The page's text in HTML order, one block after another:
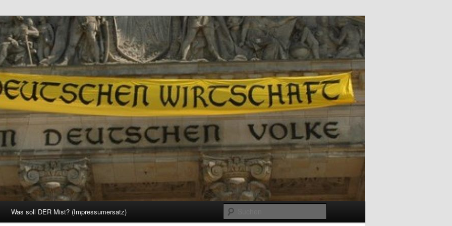
Was soll DER Mist? (Impressumersatz)